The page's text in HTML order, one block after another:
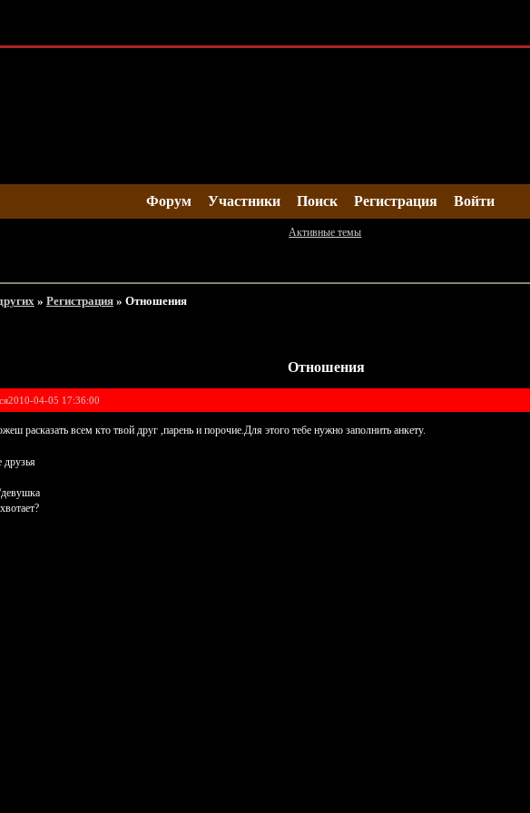
Форум Участники Поиск Регистрация Войти
Активные темы
» Регистрация » Отношения
Отношения
2010-04-05 17:36:00
расказать всем кто твой друг ,парень и порочие.Для этого тебе нужно заполнить анкету.